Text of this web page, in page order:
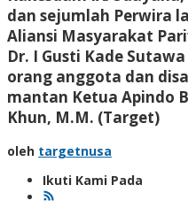
dan sejumlah Perwira
Aliansi Masyarakat
Dr. I Gusti Kade
orang anggota dan
mantan Ketua Apindo
Khun, M.M. (Target)
oleh targetnusa
Ikuti Kami Pada